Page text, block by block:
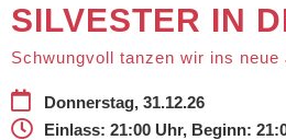
Schwungvoll tanzen wir ins neue
Donnerstag, 31.12.26
Einlass: 21:00 Uhr, Beginn: